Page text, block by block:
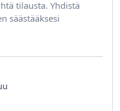
tilausta. Yhdistä
säästääksesi